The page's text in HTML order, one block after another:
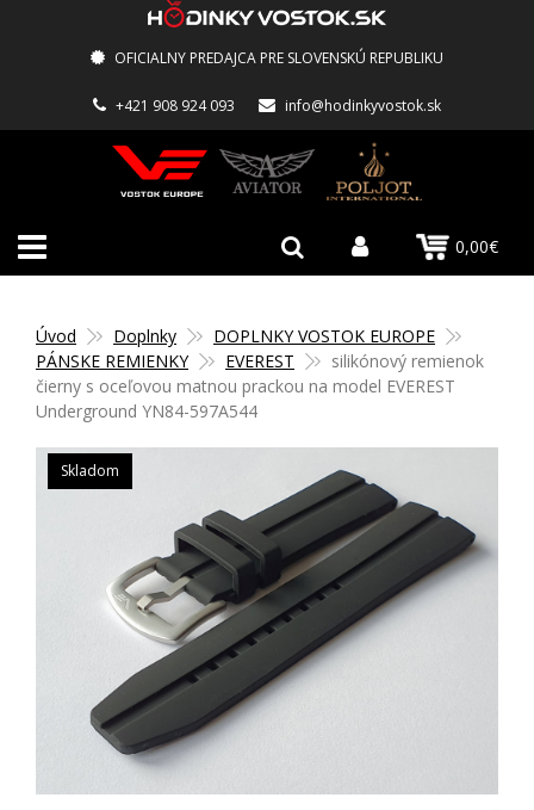
OFICIALNY PREDAJCA PRE SLOVENSKÚ REPUBLIKU
+421 908 924 093 info@hodinkyvostok.sk
0,00€
Úvod Doplnky
DOPLNKY VOSTOK EUROPE
PÁNSKE REMIENKY
EVEREST
silikónový remienok
čierny s oceľovou matnou prackou na model EVEREST
Underground YN84-597A544
Skladom